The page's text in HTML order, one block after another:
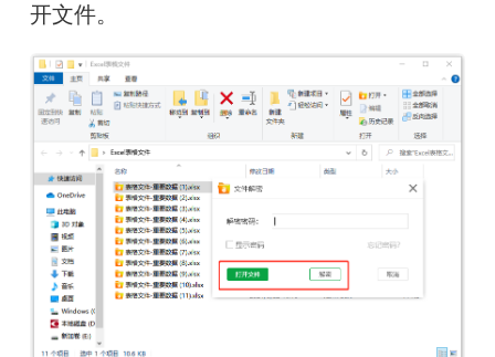
开文件。